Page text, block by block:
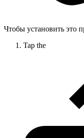
Чтобы установить это
Tap the